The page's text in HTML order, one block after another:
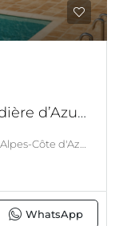
A vendre : Exclusivité – La Cadière d’Azur – Propriété entre mer et collines – Position dominante – Piscine – 5 chambres
WhatsApp